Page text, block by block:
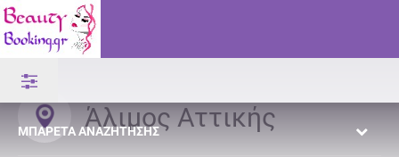
ΜΠΑΡΈΤΑ ΑΝΑΖΉΤΗΣΗΣ
Άλιμος Αττικής